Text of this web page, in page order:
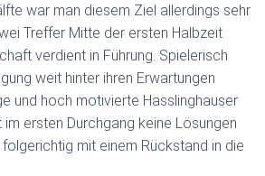
war man diesem Ziel allerdings sehr
Treffer Mitte der ersten Halbzeit
verdient in Führung. Spielerisch
weit hinter ihren Erwartungen
und hoch motivierte Hasslinghauser
ersten Durchgang keine Lösungen
mit einem Rückstand in die